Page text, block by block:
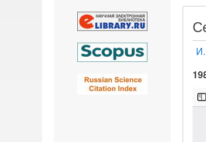
here: